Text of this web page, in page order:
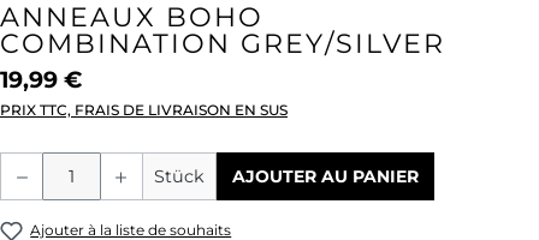
ANNEAUX BOHO
COMBINATION GREY/SILVER
19,99 €
PRIX TTC, FRAIS DE LIVRAISON EN SUS
Quantité de produit : Entrez la
Stück AJOUTER AU PANIER
Ajouter à la liste de souhaits